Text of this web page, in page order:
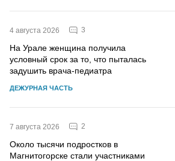
4 августа 2026 3
На Урале женщина получила
условный срок за то, что пыталась
задушить врача-педиатра
ДЕЖУРНАЯ ЧАСТЬ
7 августа 2026 2
Около тысячи подростков в
Магнитогорске стали участниками